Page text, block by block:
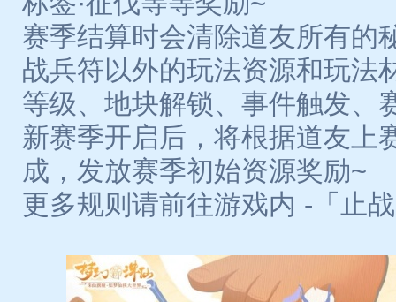
赛季结算时会清除道友所有的
战兵符以外的玩法资源和玩法
等级、地块解锁、事件触发、
新赛季开启后，将根据道友上
成，发放赛季初始资源奖励~
更多规则请前往游戏内 -「止